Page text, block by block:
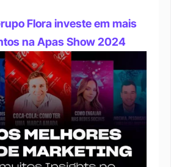
Flora investe em mais
na Apas Show 2024